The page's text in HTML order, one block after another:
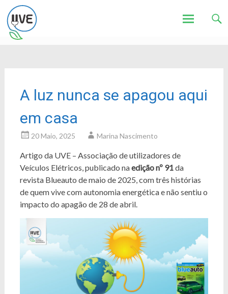
A luz nunca se apagou aqui
em casa
20 Maio, 2025 Marina Nascimento
Artigo da UVE – Associação de utilizadores de
Veículos Elétricos, publicado naedição nº 91da
revista Blueauto de maio de 2025, com três histórias
de quem vive com autonomia energética e não sentiu o
impacto do apagão de 28 de abril.